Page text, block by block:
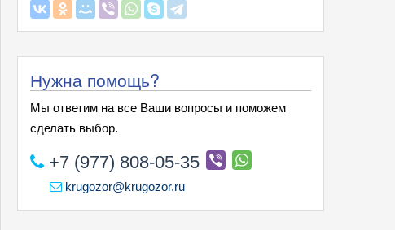
Нужна помощь?
Мы ответим на все Ваши вопросы и поможем
сделать выбор.
+7 (977) 808-05-35
krugozor@krugozor.ru